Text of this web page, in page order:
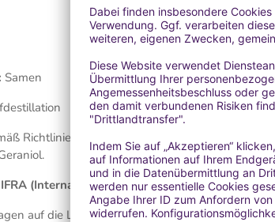
Samen
Richtlinie 76/768/CEE über 26 potenziell
(International Fragrance Association -
auf die Lippen: max. 0,116 %